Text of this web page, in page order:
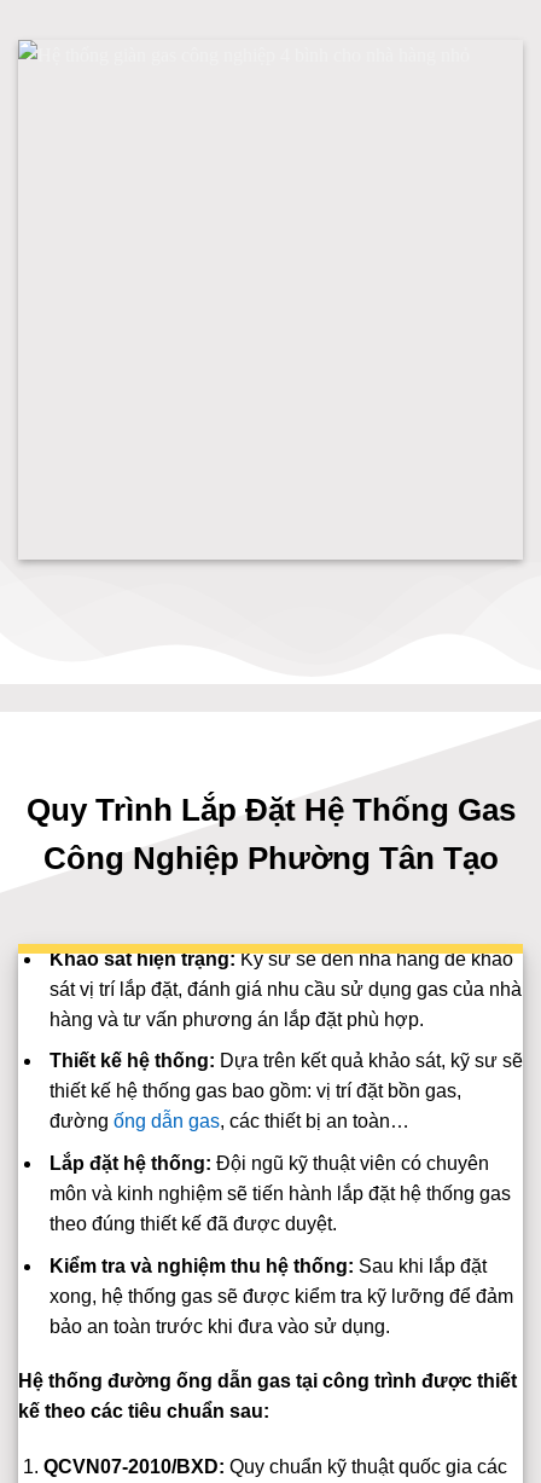
Quy Trình Lắp Đặt Hệ Thống Gas
Công Nghiệp Phường Tân Tạo
Khảo sát hiện trạng:Kỹ sư sẽ đến nhà hàng để khảo
sát vị trí lắp đặt, đánh giá nhu cầu sử dụng gas của nhà
hàng và tư vấn phương án lắp đặt phù hợp.
Thiết kế hệ thống: Dựa trên kết quả khảo sát, kỹ sư sẽ
thiết kế hệ thống gas bao gồm: vị trí đặt bồn gas,
đường ống dẫn gas, các thiết bị an toàn…
Lắp đặt hệ thống: Đội ngũ kỹ thuật viên có chuyên
môn và kinh nghiệm sẽ tiến hành lắp đặt hệ thống gas
theo đúng thiết kế đã được duyệt.
Kiểm tra và nghiệm thu hệ thống: Sau khi lắp đặt
xong, hệ thống gas sẽ được kiểm tra kỹ lưỡng để đảm
bảo an toàn trước khi đưa vào sử dụng.
Hệ thống đường ống dẫn gas tại công trình được thiết
kế theo các tiêu chuẩn sau:
QCVN07-2010/BXD: Quy chuẩn kỹ thuật quốc gia các